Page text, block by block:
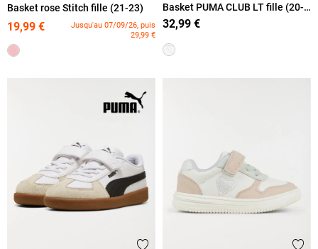
Basket rose Stitch fille (21-23)
19,99 €
Jusqu'au 07/09/26, puis
29,99 €
Basket PUMA CLUB LT fille (20-
27)
32,99 €